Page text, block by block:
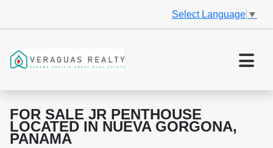
Select Language ▼
FOR SALE JR PENTHOUSE
LOCATED IN NUEVA GORGONA,
PANAMA